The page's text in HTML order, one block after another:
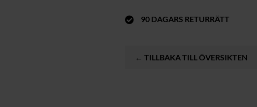
 90 DAGARS RETURRÄTT
← TILLBAKA TILL ÖVERSIKTEN